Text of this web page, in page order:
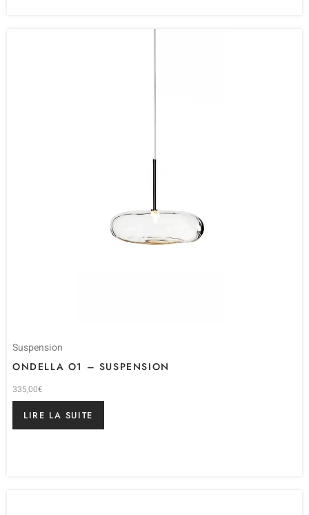
Suspension
ONDELLA O1 – SUSPENSION
335,00€
LIRE LA SUITE